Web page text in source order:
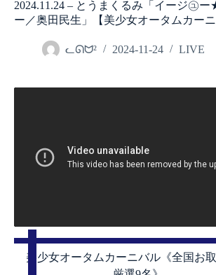
2024.11.24 – とうまくるみ「イージ㋴
ー／奥田民生」【美少女オータムカーニ
ᓚᘏᗢ² 2024-11-24 LIVE
美少女オータムカーニバル《全国お